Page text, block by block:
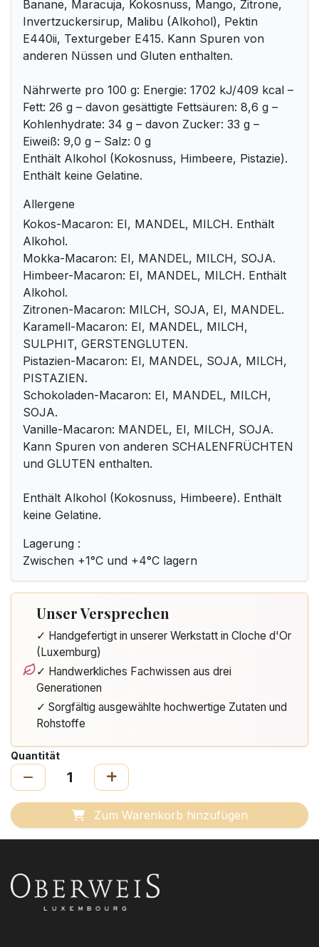
Banane, Maracuja, Kokosnuss, Mango, Zitrone,
Invertzuckersirup, Malibu (Alkohol), Pektin
E440ii, Texturgeber E415. Kann Spuren von
anderen Nüssen und Gluten enthalten.
Nährwerte pro 100 g: Energie: 1702 kJ/409 kcal –
Fett: 26 g – davon gesättigte Fettsäuren: 8,6 g –
Kohlenhydrate: 34 g – davon Zucker: 33 g –
Eiweiß: 9,0 g – Salz: 0 g
Enthält Alkohol (Kokosnuss, Himbeere, Pistazie).
Enthält keine Gelatine.
Allergene
Kokos-Macaron: EI, MANDEL, MILCH. Enthält
Alkohol.
Mokka-Macaron: EI, MANDEL, MILCH, SOJA.
Himbeer-Macaron: EI, MANDEL, MILCH. Enthält
Alkohol.
Zitronen-Macaron: MILCH, SOJA, EI, MANDEL.
Karamell-Macaron: EI, MANDEL, MILCH,
SULPHIT, GERSTENGLUTEN.
Pistazien-Macaron: EI, MANDEL, SOJA, MILCH,
PISTAZIEN.
Schokoladen-Macaron: EI, MANDEL, MILCH,
SOJA.
Vanille-Macaron: MANDEL, EI, MILCH, SOJA.
Kann Spuren von anderen SCHALENFRÜCHTEN
und GLUTEN enthalten.
Enthält Alkohol (Kokosnuss, Himbeere). Enthält
keine Gelatine.
Lagerung :
Zwischen +1°C und +4°C lagern
Unser Versprechen
✓ Handgefertigt in unserer Werkstatt in Cloche d'Or
(Luxemburg)
✓ Handwerkliches Fachwissen aus drei
Generationen
✓ Sorgfältig ausgewählte hochwertige Zutaten und
Rohstoffe
Quantität
Zum Warenkorb hinzufügen